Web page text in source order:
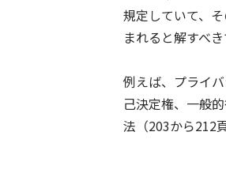
規定していて、
まれると解すべ
例えば、プライ
己決定権、一般
法（203から212